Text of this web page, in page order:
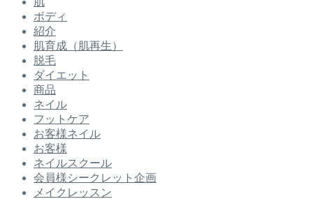
ボディ
紹介
肌育成（肌再生）
脱毛
ダイエット
商品
ネイル
フットケア
お客様ネイル
お客様
ネイルスクール
会員様シークレット企画
メイクレッスン